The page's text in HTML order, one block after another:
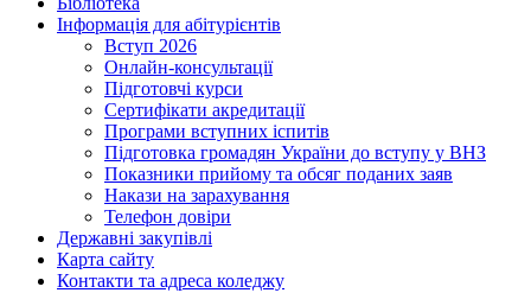
Інформація для абітурієнтів
Вступ 2026
Онлайн-консультації
Підготовчі курси
Сертифікати акредитації
Програми вступних іспитів
Підготовка громадян України до вступу у ВНЗ
Показники прийому та обсяг поданих заяв
Накази на зарахування
Телефон довіри
Державні закупівлі
Карта сайту
Контакти та адреса коледжу